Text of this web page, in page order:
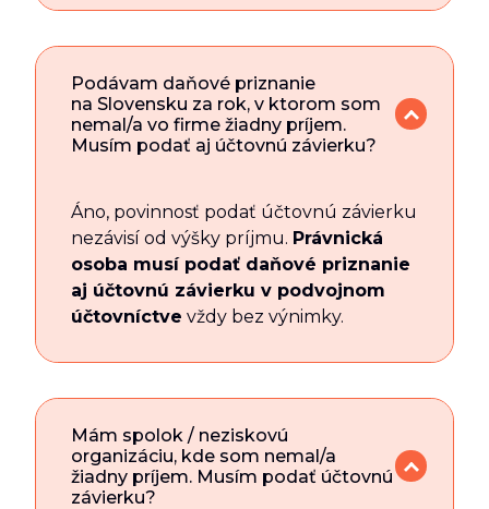
Podávam daňové priznanie
na Slovensku za rok, v ktorom som
nemal/a vo firme žiadny príjem.
Musím podať aj účtovnú závierku?
Áno, povinnosť podať účtovnú závierku
nezávisí od výšky príjmu. Právnická
osoba musí podať daňové priznanie
aj účtovnú závierku v podvojnom
účtovníctve vždy bez výnimky.
Mám spolok / neziskovú
organizáciu, kde som nemal/a
žiadny príjem. Musím podať účtovnú
závierku?